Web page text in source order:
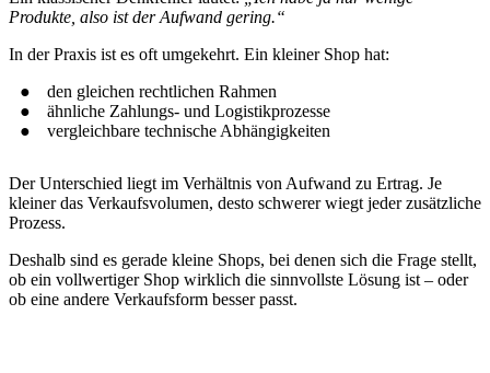
Produkte, also ist der Aufwand gering.“
In der Praxis ist es oft umgekehrt. Ein kleiner Shop hat:
den gleichen rechtlichen Rahmen
ähnliche Zahlungs- und Logistikprozesse
vergleichbare technische Abhängigkeiten
Der Unterschied liegt im Verhältnis von Aufwand zu Ertrag. Je
kleiner das Verkaufsvolumen, desto schwerer wiegt jeder zusätzliche
Prozess.
Deshalb sind es gerade kleine Shops, bei denen sich die Frage stellt,
ob ein vollwertiger Shop wirklich die sinnvollste Lösung ist – oder
ob eine andere Verkaufsform besser passt.